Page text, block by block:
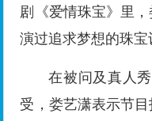
剧《爱情珠宝》里
演过追求梦想的珠宝
在被问及真人
受，娄艺潇表示节